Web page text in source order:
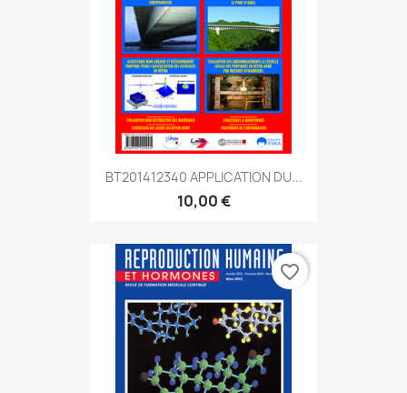
BT201412340 APPLICATION DU...
10,00 €
favorite_border